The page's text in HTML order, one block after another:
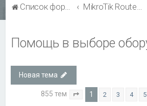
Список форумов MikroTik RouterBOARD
Помощь в выборе
Новая тема
855 тем Страница из 35
1 2 3 4 5